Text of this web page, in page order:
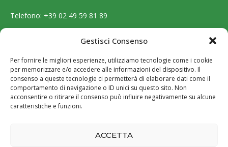
Gestisci Consenso
Per fornire le migliori esperienze, utilizziamo tecnologie come i cookie
per memorizzare e/o accedere alle informazioni del dispositivo. Il
consenso a queste tecnologie ci permetterà di elaborare dati come il
comportamento di navigazione o ID unici su questo sito. Non
acconsentire o ritirare il consenso può influire negativamente su alcune
caratteristiche e funzioni.
ACCETTA
Telefono: +39 02 49 59 81 89
segreteria@ordinebiologilombardia.it
LEGAL PAGES
Amministrazione trasparente